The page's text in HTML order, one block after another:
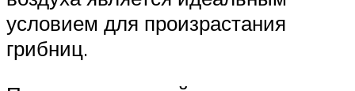
условием для произрастания
грибниц.